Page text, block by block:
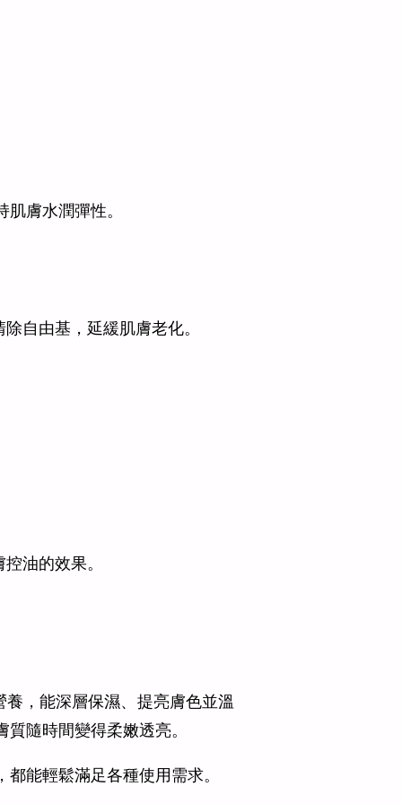
膚水潤彈性。
自由基，延緩肌膚老化。
油的效果。
，能深層保濕、提亮膚色並溫
隨時間變得柔嫩透亮。
能輕鬆滿足各種使用需求。